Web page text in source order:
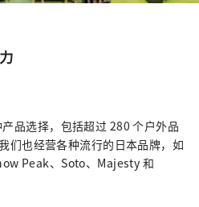
品选择，包括超过 280 个户外品
们也经营各种流行的日本品牌，如
Peak、Soto、Majesty 和